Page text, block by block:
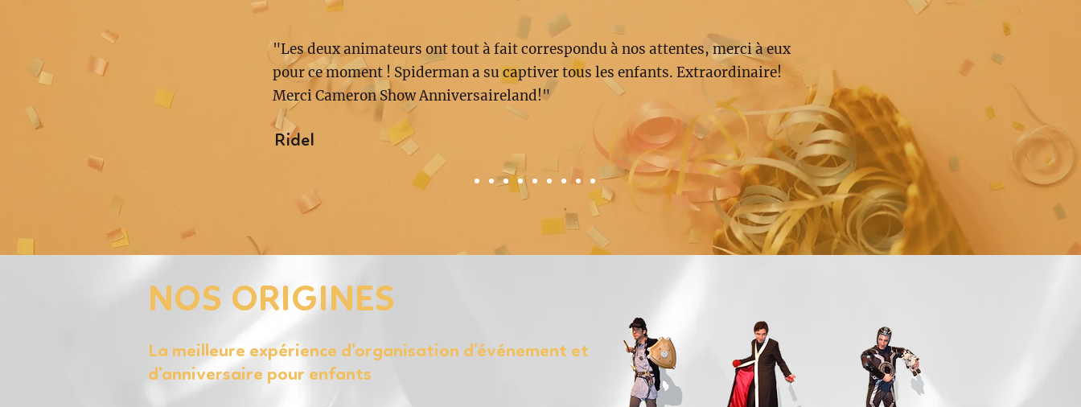
"Les deux animateurs ont tout à fait correspondu à nos attentes, merci à eux
pour ce moment ! Spiderman a su captiver tous les enfants. Extraordinaire!
Merci Cameron Show Anniversaireland!"
Ridel
NOS ORIGINES
La meilleure expérience d'organisation d'événement et
d'anniversaire pour enfants